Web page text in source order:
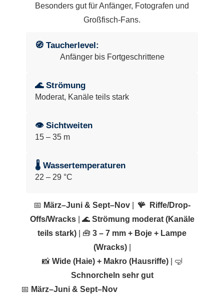
Besonders gut für Anfänger, Fotografen und
Großfisch-Fans.
🧭 Taucherlevel:
Anfänger bis Fortgeschrittene
🌊 Strömung
Moderat, Kanäle teils stark
👁 Sichtweiten
15 – 35 m
🌡 Wassertemperaturen
22 – 29 °C
📅 März–Juni & Sept–Nov 🪸
Riffe/Drop-
Offs/Wracks| 🌊 Strömung moderat (Kanäle
teils stark) | 🧰 3 – 7 mm + Boje + Lampe
(Wracks)|
📸 Wide (Haie) + Makro (Hausriffe)| 🤿
Schnorcheln sehr gut
📅 März–Juni & Sept–Nov